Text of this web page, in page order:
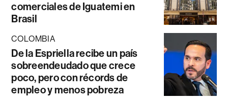
comerciales de Iguatemi en
Brasil
COLOMBIA
De la Espriella recibe un país
sobreendeudado que crece
poco, pero con récords de
empleo y menos pobreza